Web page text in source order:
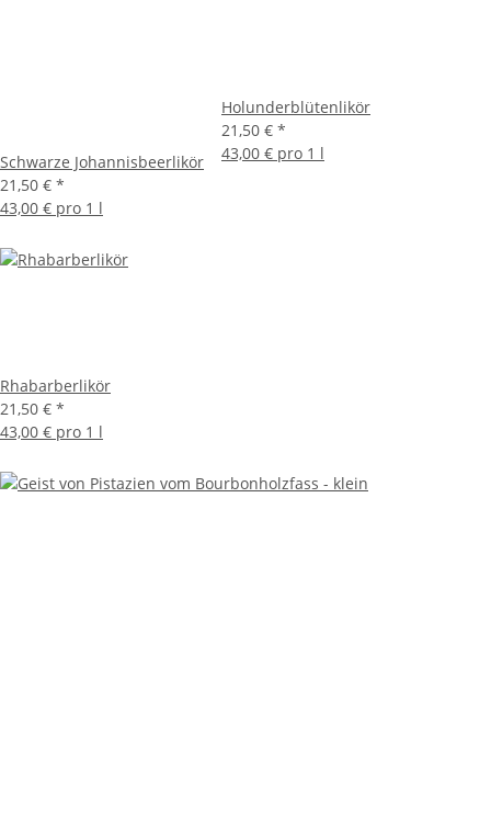
Schwarze Johannisbeerlikör
21,50 € *
43,00 € pro 1 l
Holunderblütenlikör
21,50 € *
43,00 € pro 1 l
Rhabarberlikör
21,50 € *
43,00 € pro 1 l